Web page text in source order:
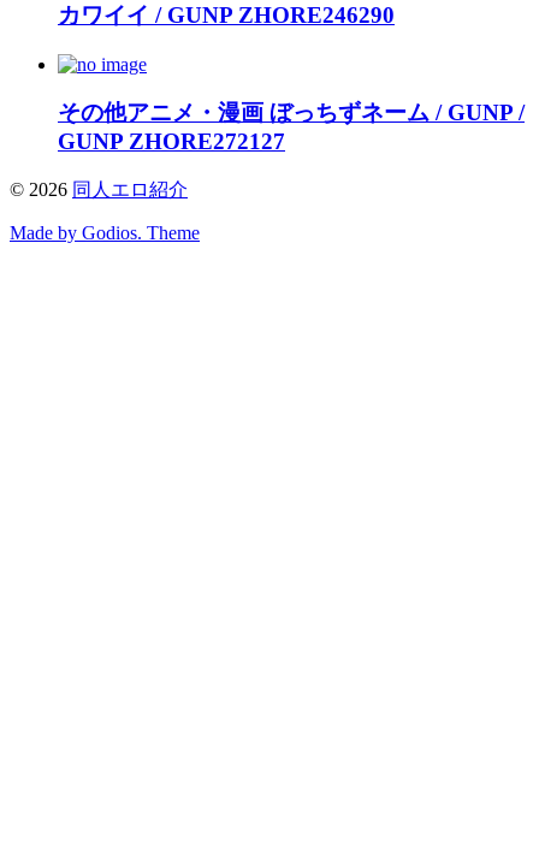
カワイイ / GUNP ZHORE246290
その他アニメ・漫画 ぼっちずネーム / GUNP /
GUNP ZHORE272127
© 2026 同人エロ紹介
Made by Godios. Theme